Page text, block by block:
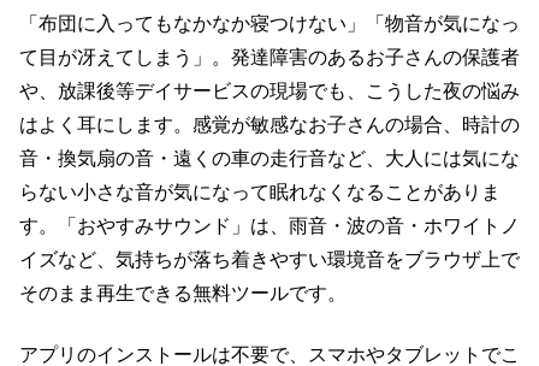
「布団に入ってもなかなか寝つけない」「物音が気になっ
て目が冴えてしまう」。発達障害のあるお子さんの保護者
や、放課後等デイサービスの現場でも、こうした夜の悩み
はよく耳にします。感覚が敏感なお子さんの場合、時計の
音・換気扇の音・遠くの車の走行音など、大人には気にな
らない小さな音が気になって眠れなくなることがありま
す。「おやすみサウンド」は、雨音・波の音・ホワイトノ
イズなど、気持ちが落ち着きやすい環境音をブラウザ上で
そのまま再生できる無料ツールです。
アプリのインストールは不要で、スマホやタブレットでこ